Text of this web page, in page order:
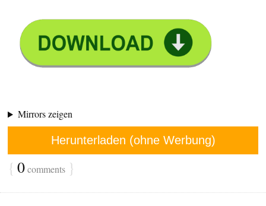
Mirrors zeigen
Herunterladen (ohne Werbung)
{ 0comments }